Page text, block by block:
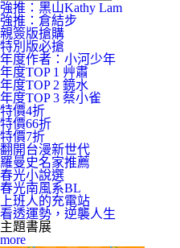
強推：黑山Kathy Lam
強推：倉結步
親簽版搶購
特別版必搶
年度作者：小河少年
年度TOP 1 艸肅
年度TOP 2 鏡水
年度TOP 3 蔡小雀
特價4折
特價66折
特價7折
翻開台漫新世代
羅曼史名家推薦
春光小說選
春光南風系BL
上班人的充電站
看透運勢，逆襲人生
主題書展
more